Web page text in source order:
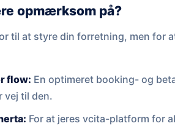
opmærksom på?
til at styre din forretning, men for
flow: En optimeret booking- og
vej til den.
For at jeres vcita-platform for